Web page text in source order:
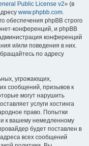
Public License v2» (в
www.phpbb.com.
обеспечения phpBB строго
конференций, и phpBB
конференций
и/или поведения в них.
по адресу
угрожающих,
сообщений, призывов к
могут нарушить
услуги хостинга
право. Попытки
к вашему немедленному
будет поставлен в
всех сообщений